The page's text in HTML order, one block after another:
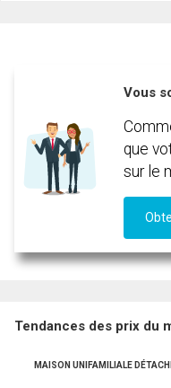
Vous
que
sur le
Tendances des prix du
MAISON UNIFAMILIALE